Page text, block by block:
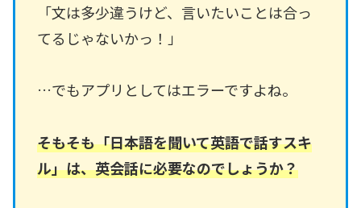
「文は多少違うけど、言いたいことは合っ
てるじゃないかっ！」
…でもアプリとしてはエラーですよね。
そもそも「日本語を聞いて英語で話すスキ
ル」は、英会話に必要なのでしょうか？